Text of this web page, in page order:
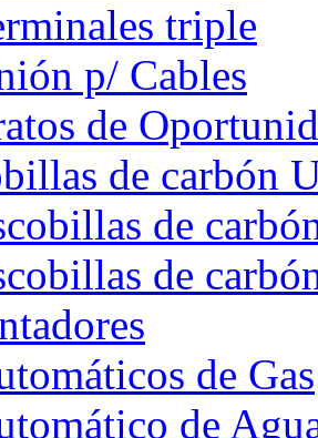
triple
p/ Cables
de
de carbón
de
de
de Gas
de